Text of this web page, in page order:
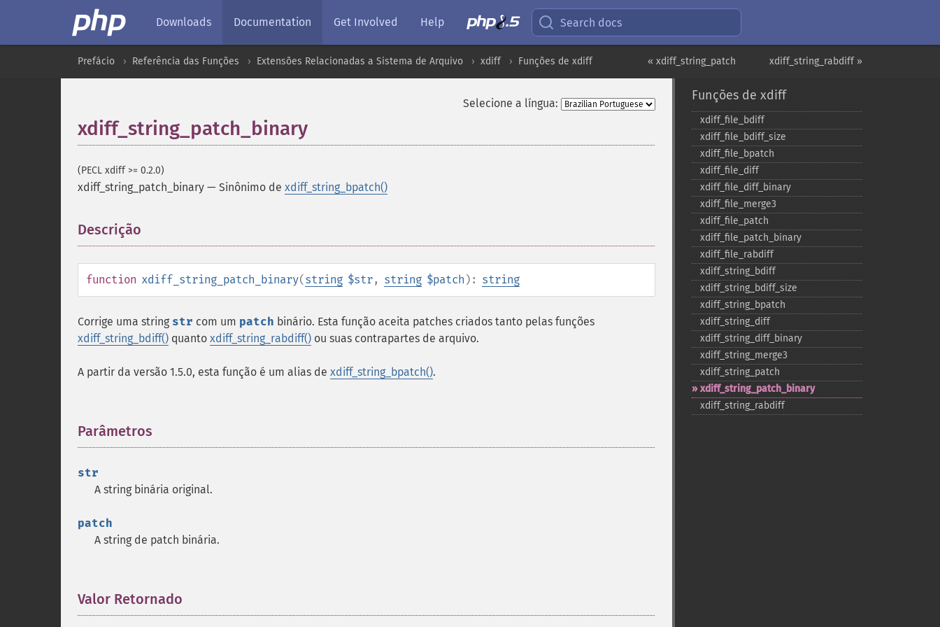
Downloads Documentation Get Involved Help Search docs
xdiff_string_rabdiff »
« xdiff_string_patch
Prefácio Referência das Funções Extensões Relacionadas a Sistema de Arquivo xdiff Funções de xdiff
Selecione a língua:
xdiff_string_patch_binary
(PECL xdiff >= 0.2.0)
xdiff_string_patch_binary — Sinônimo de xdiff_string_bpatch()
Descrição
function xdiff_string_patch_binary(string $str, string $patch ): string
Corrige uma string str com um patch binário. Esta função aceita patches criados tanto pelas funções
xdiff_string_bdiff() quanto xdiff_string_rabdiff() ou suas contrapartes de arquivo.
A partir da versão 1.5.0, esta função é um alias de xdiff_string_bpatch().
Parâmetros
str
A string binária original.
patch
A string de patch binária.
Valor Retornado
Funções de xdiff
xdiff_​file_​bdiff
xdiff_​file_​bdiff_​size
xdiff_​file_​bpatch
xdiff_​file_​diff
xdiff_​file_​diff_​binary
xdiff_​file_​merge3
xdiff_​file_​patch
xdiff_​file_​patch_​binary
xdiff_​file_​rabdiff
xdiff_​string_​bdiff
xdiff_​string_​bdiff_​size
xdiff_​string_​bpatch
xdiff_​string_​diff
xdiff_​string_​diff_​binary
xdiff_​string_​merge3
xdiff_​string_​patch
xdiff_​string_​patch_​binary
xdiff_​string_​rabdiff